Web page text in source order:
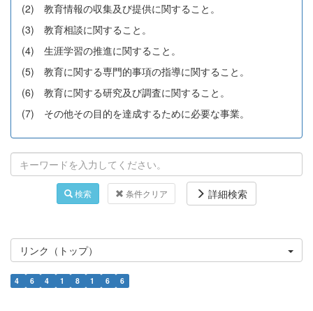
(2) 教育情報の収集及び提供に関すること。
(3) 教育相談に関すること。
(4) 生涯学習の推進に関すること。
(5) 教育に関する専門的事項の指導に関すること。
(6) 教育に関する研究及び調査に関すること。
(7) その他その目的を達成するために必要な事業。
検索 条件クリア 詳細検索
リンク（トップ）
4 6 4 1 8 1 6 6